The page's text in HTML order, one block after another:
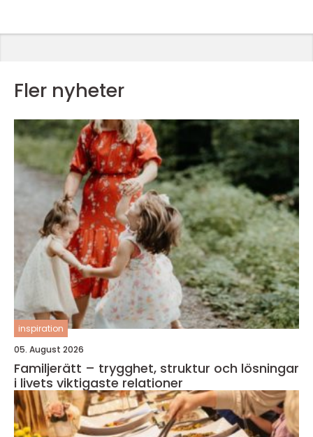
Fler nyheter
inspiration
05. August 2026
Familjerätt – trygghet, struktur och lösningar
i livets viktigaste relationer